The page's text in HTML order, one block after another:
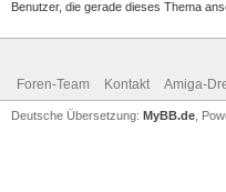
Benutzer, die gerade dieses Thema
Foren-Team Kontakt Amiga-
Deutsche Übersetzung: MyBB.de,